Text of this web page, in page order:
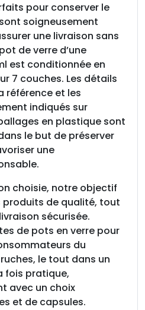
pour conserver le
soigneusement
une livraison sans
de verre d’une
est conditionnée en
7 couches. Les détails
référence et les
indiqués sur
en plastique sont
le but de préserver
une
choisie, notre objectif
produits de qualité, tout
sécurisée.
de pots en verre pour
du
le tout dans un
fois pratique,
avec un choix
et de capsules.